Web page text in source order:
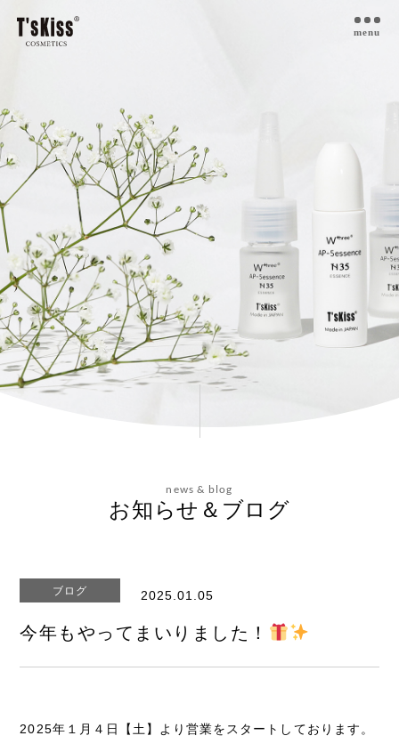
私たちのプラセンタ
開発インタビュー
商品一覧
取扱ご検討サロン様へ
お取扱サロン
お知らせ・ブログ
会社概要
お問い合わせ
menu
news & blog
お知らせ＆ブログ
ブログ 2025.01.05
今年もやってまいりました！
2025年１月４日【土】より営業をスタートしております。